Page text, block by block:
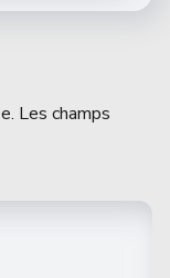
Les champs